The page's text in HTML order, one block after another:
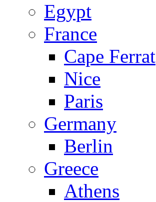
Egypt
France
Cape Ferrat
Nice
Paris
Germany
Berlin
Greece
Athens